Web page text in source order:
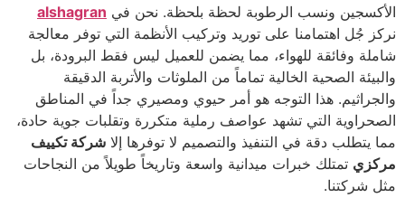
الأكسجين ونسب الرطوبة لحظة بلحظة. نحن في alshagran
نركز جُل اهتمامنا على توريد وتركيب الأنظمة التي توفر معالجة
شاملة وفائقة للهواء، مما يضمن للعميل ليس فقط البرودة، بل
والبيئة الصحية الخالية تماماً من الملوثات والأتربة الدقيقة
والجراثيم. هذا التوجه هو أمر حيوي ومصيري جداً في المناطق
الصحراوية التي تشهد عواصف رملية متكررة وتقلبات جوية حادة،
مما يتطلب دقة في التنفيذ والتصميم لا توفرها إلا شركة تكييف
مركزي تمتلك خبرات ميدانية واسعة وتاريخاً طويلاً من النجاحات
مثل شركتنا.